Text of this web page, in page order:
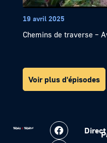
19 avril 2025
Chemins de traverse –
Voir plus d'épisodes
Direct